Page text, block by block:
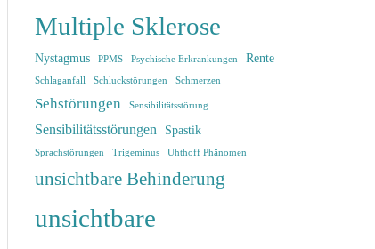
Multiple Sklerose
Nystagmus PPMS Psychische Erkrankungen Rente
Schlaganfall Schluckstörungen Schmerzen
Sehstörungen Sensibilitätsstörung
Sensibilitätsstörungen Spastik
Sprachstörungen Trigeminus Uhthoff Phänomen
unsichtbare Behinderung
unsichtbare